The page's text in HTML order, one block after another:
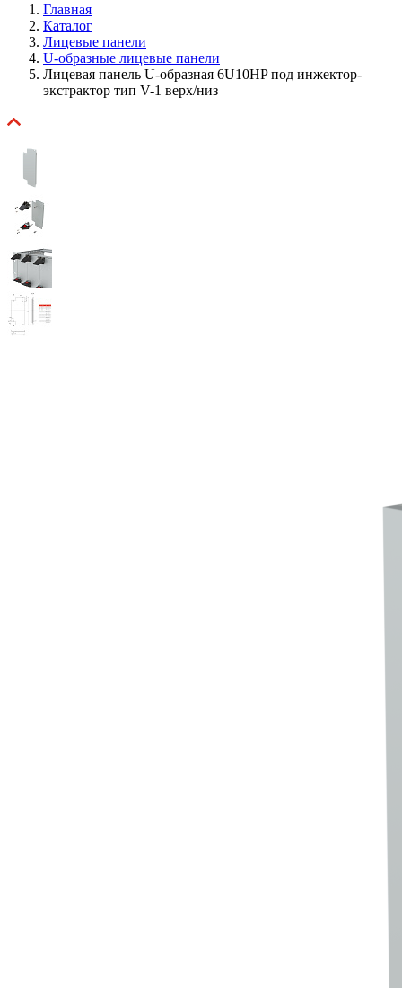
Главная
Каталог
Лицевые панели
U-образные лицевые панели
Лицевая панель U-образная 6U10HP под инжектор-
экстрактор тип V-1 верх/низ